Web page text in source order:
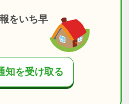
をいち早
知を受け取る